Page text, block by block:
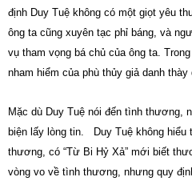
định Duy Tuệ không có một giọt yêu
ông ta cũng xuyên tạc phỉ báng, và
vụ tham vọng bá chủ của ông ta.
nham hiểm của phù thủy giả danh
Mặc dù Duy Tuệ nói đến tình thương,
biện lấy lòng tin. Duy Tuệ không hiểu
thương, có “Từ Bi Hỷ Xả” mới biết
vòng vo về tình thương, nhưng quy